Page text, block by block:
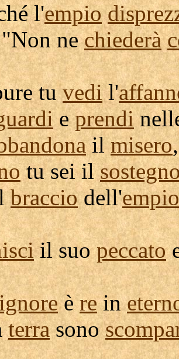
l'empio
nechiederà
tuvedil'
eprendi
ilmisero,
tu sei il
bracciodell'empio
il suopeccato
èrein
terrasono